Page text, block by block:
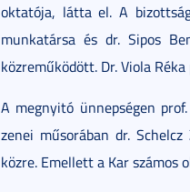
oktatója, látta el. A
munkatársa és dr. Sipos
közreműködött. Dr. Viola
A megnyitó ünnepségen
zenei műsorában dr.
közre. Emellett a Kar